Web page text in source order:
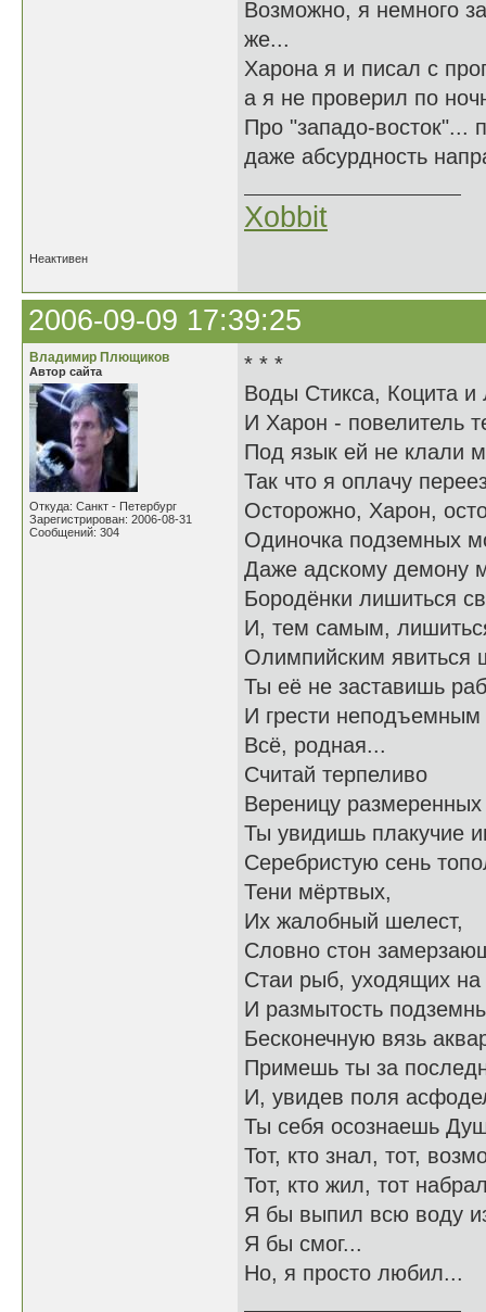
Возможно, я немного
же...
Харона я и писал с
а я не проверил по
Про "западо-восток"...
даже абсурдность
Xobbit
Неактивен
2006-09-09 17:39:25
Владимир Плющиков
Автор сайта
Откуда: Санкт - Петербург
Зарегистрирован: 2006-08-31
Сообщений: 304
* * *
Воды Cтикса, Коцита и
И Харон - повелитель
Под язык ей не клали
Так что я оплачу
Осторожно, Харон,
Одиночка подземных
Даже адскому демону
Бородёнки лишиться
И, тем самым,
Олимпийским явиться
Ты её не заставишь
И грести
Всё, родная...
Считай терпеливо
Вереницу
Ты увидишь плакучие
Серебристую сень
Тени мёртвых,
Их жалобный шелест,
Словно стон
Стаи рыб, уходящих на
И размытость
Бесконечную вязь
Примешь ты за
И, увидев поля
Ты себя осознаешь
Тот, кто знал, тот,
Тот, кто жил, тот
Я бы выпил всю воду
Я бы смог...
Но, я просто любил...